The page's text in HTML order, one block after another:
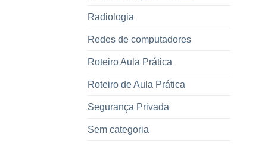
Radiologia
Redes de computadores
Roteiro Aula Prática
Roteiro de Aula Prática
Segurança Privada
Sem categoria